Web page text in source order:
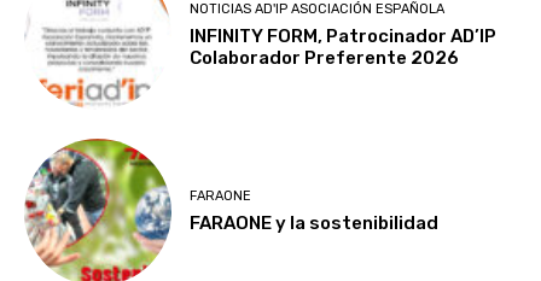
NOTICIAS AD'IP ASOCIACIÓN ESPAÑOLA
INFINITY FORM, Patrocinador AD’IP
Colaborador Preferente 2026
FARAONE
FARAONE y la sostenibilidad